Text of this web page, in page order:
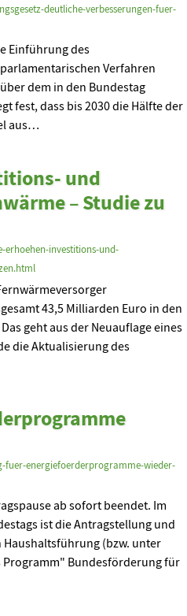
deutliche-verbesserungen-fuer-
Einführung des
Verfahren
dem in den Bundestag
fest, dass bis 2030 die Hälfte der
aus…
und
– Studie zu
investitions-und-
43,5 Milliarden Euro in den
geht aus der Neuauflage eines
die Aktualisierung des
energiefoerderprogramme-wieder-
ab sofort beendet. Im
ist die Antragstellung und
(bzw. unter
Bundesförderung für